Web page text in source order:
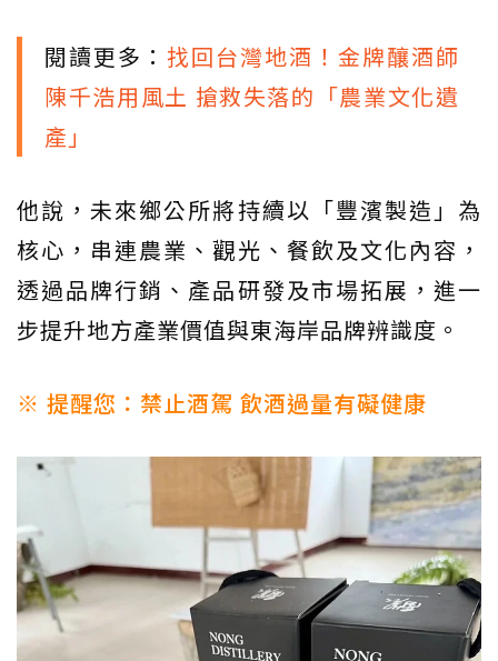
閱讀更多： 找回台灣地酒！金牌釀酒師
陳千浩用風土 搶救失落的「農業文化遺
產」
他說，未來鄉公所將持續以「豐濱製造」為
核心，串連農業、觀光、餐飲及文化內容，
透過品牌行銷、產品研發及市場拓展，進一
步提升地方產業價值與東海岸品牌辨識度。
※ 提醒您：禁止酒駕 飲酒過量有礙健康